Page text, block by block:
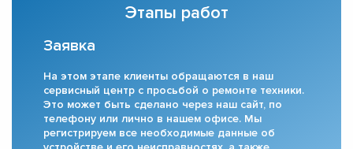
Этапы работ
Заявка
На этом этапе клиенты обращаются в наш
сервисный центр с просьбой о ремонте техники.
Это может быть сделано через наш сайт, по
телефону или лично в нашем офисе. Мы
регистрируем все необходимые данные об